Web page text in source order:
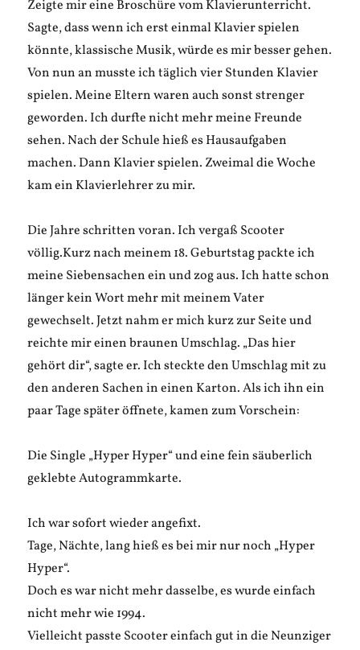
Zeigte mir eine Broschüre vom Klavierunterricht.
Sagte, dass wenn ich erst einmal Klavier spielen
könnte, klassische Musik, würde es mir besser gehen.
Von nun an musste ich täglich vier Stunden Klavier
spielen. Meine Eltern waren auch sonst strenger
geworden. Ich durfte nicht mehr meine Freunde
sehen. Nach der Schule hieß es Hausaufgaben
machen. Dann Klavier spielen. Zweimal die Woche
kam ein Klavierlehrer zu mir.
Die Jahre schritten voran. Ich vergaß Scooter
völlig.Kurz nach meinem 18. Geburtstag packte ich
meine Siebensachen ein und zog aus. Ich hatte schon
länger kein Wort mehr mit meinem Vater
gewechselt. Jetzt nahm er mich kurz zur Seite und
reichte mir einen braunen Umschlag. „Das hier
gehört dir“, sagte er. Ich steckte den Umschlag mit zu
den anderen Sachen in einen Karton. Als ich ihn ein
paar Tage später öffnete, kamen zum Vorschein:
Die Single „Hyper Hyper“ und eine fein säuberlich
geklebte Autogrammkarte.
Ich war sofort wieder angefixt.
Tage, Nächte, lang hieß es bei mir nur noch „Hyper
Hyper“.
Doch es war nicht mehr dasselbe, es wurde einfach
nicht mehr wie 1994.
Vielleicht passte Scooter einfach gut in die Neunziger